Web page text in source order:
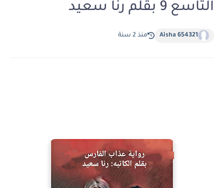
التاسع 9 بقلم رنا سعيد
Aisha 654321 منذ 2 سنة